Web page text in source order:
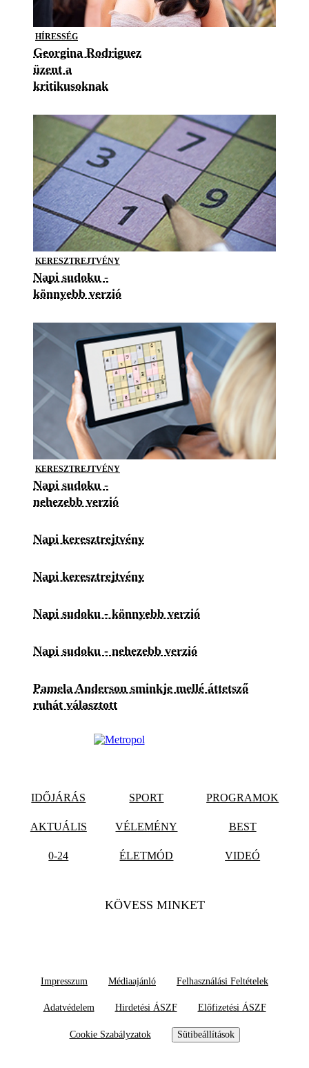
HÍRESSÉG
Georgina Rodriguez
üzent a
kritikusoknak
KERESZTREJTVÉNY
Napi sudoku -
könnyebb verzió
KERESZTREJTVÉNY
Napi sudoku -
nehezebb verzió
Napi keresztrejtvény
Napi keresztrejtvény
Napi sudoku - könnyebb verzió
Napi sudoku - nehezebb verzió
Pamela Anderson sminkje mellé áttetsző
ruhát választott
IDŐJÁRÁS SPORT PROGRAMOK
AKTUÁLIS VÉLEMÉNY BEST
0-24 ÉLETMÓD VIDEÓ
KÖVESS MINKET
Impresszum Médiaajánló Felhasználási Feltételek
Adatvédelem Hirdetési ÁSZF Előfizetési ÁSZF
Cookie Szabályzatok Sütibeállítások